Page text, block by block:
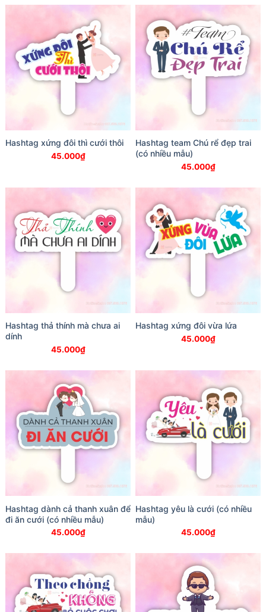
Hashtag xứng đôi thì cưới thôi
45.000₫
Hashtag team Chú rể đẹp trai
(có nhiều mẫu)
45.000₫
Hashtag thả thính mà chưa ai
dính
45.000₫
Hashtag xứng đôi vừa lứa
45.000₫
Hashtag dành cả thanh xuân để
đi ăn cưới (có nhiều mẫu)
45.000₫
Hashtag yêu là cưới (có nhiều
mẫu)
45.000₫